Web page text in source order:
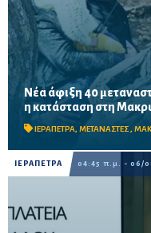
Νέα άφιξη 40
η κατάσταση στη
ΙΕΡΑΠΕΤΡΑ, ΜΕΤΑΝΑΣΤΕΣ ,
Δύο νέες αφίξεις σε
στο παλιό Δημοτικό
νότια-νοτιοανατολικά της
ΙΕΡΑΠΕΤΡΑ 04:45 π.μ. - 06/